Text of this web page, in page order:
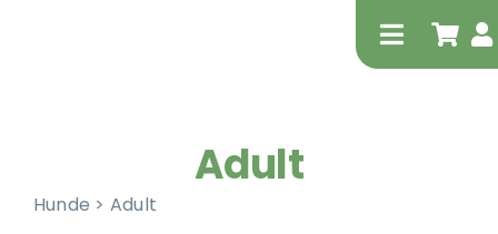
Toggle
Adult
Hunde > Adult